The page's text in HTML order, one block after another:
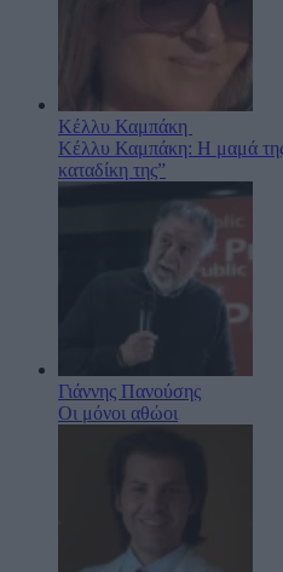
Κέλλυ Καμπάκη
Κέλλυ Καμπάκη: Η μαμά της
καταδίκη της”
Γιάννης Πανούσης
Οι μόνοι αθώοι